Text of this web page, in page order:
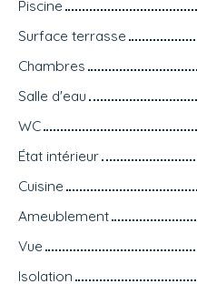
Piscine
Surface terrasse
Chambres
Salle d'eau
WC
État intérieur
Cuisine
Ameublement
Vue
Isolation